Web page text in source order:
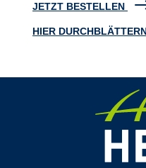
JETZT BESTELLEN
HIER